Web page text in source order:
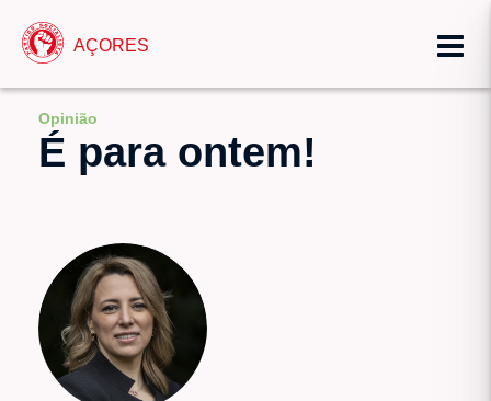
AÇORES
Opinião
É para ontem!